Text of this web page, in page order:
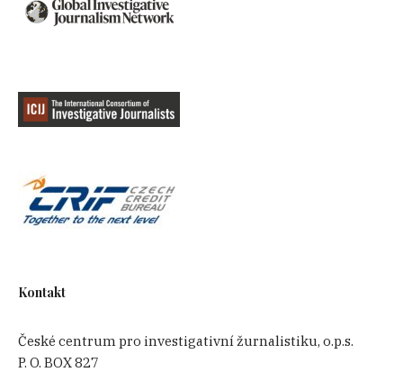
Kontakt
České centrum pro investigativní žurnalistiku, o.p.s.
P. O. BOX 827